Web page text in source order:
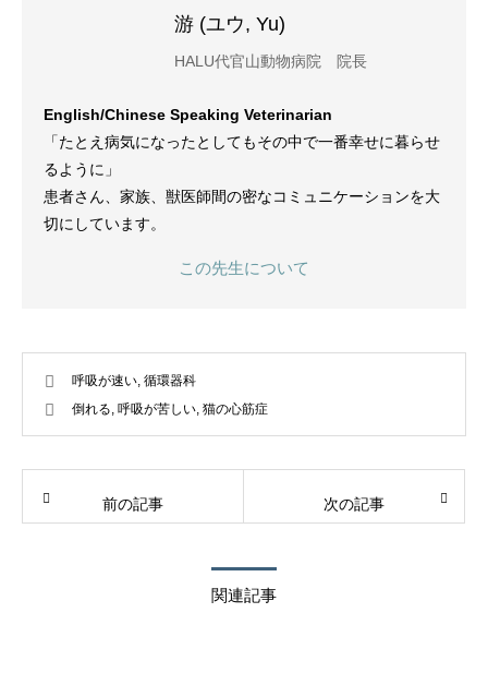
游 (ユウ, Yu)
HALU代官山動物病院 院長
English/Chinese Speaking Veterinarian
「たとえ病気になったとしてもその中で一番幸せに暮らせ
るように」
患者さん、家族、獣医師間の密なコミュニケーションを大
切にしています。
この先生について
呼吸が速い, 循環器科
倒れる, 呼吸が苦しい, 猫の心筋症
前の記事 次の記事
関連記事